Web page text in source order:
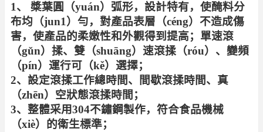
1、 槳葉圓（yuán）弧形，設計特有，使醃料分
布均（jun1）勻，對產品表層（céng）不造成傷
害，使產品的柔嫩性和外觀得到提高； 單速滾
（gǔn）揉、雙（shuāng）速滾揉（róu）、變頻
（pín）運行可（kě）選擇；
2、設定滾揉工作總時間、間歇滾揉時間、真
（zhēn）空狀態滾揉時間；
3、整體采用304不鏽鋼製作，符合食品機械
（xiè）的衛生標準；